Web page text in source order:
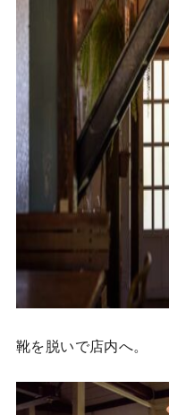
靴を脱いで店内へ。